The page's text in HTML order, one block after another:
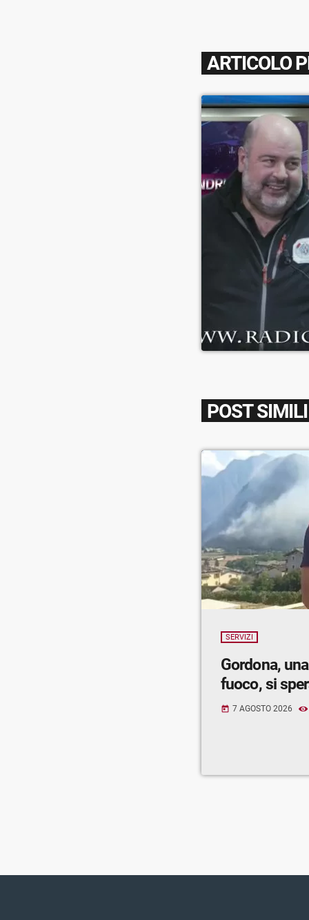
ARTICOLO
POST SIMILI
SERVIZI
Gordona,
fuoco, si
today 7 AGOSTO 2026